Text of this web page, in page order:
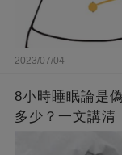
2023/07/04
8小時睡眠論是
多少？一文講清